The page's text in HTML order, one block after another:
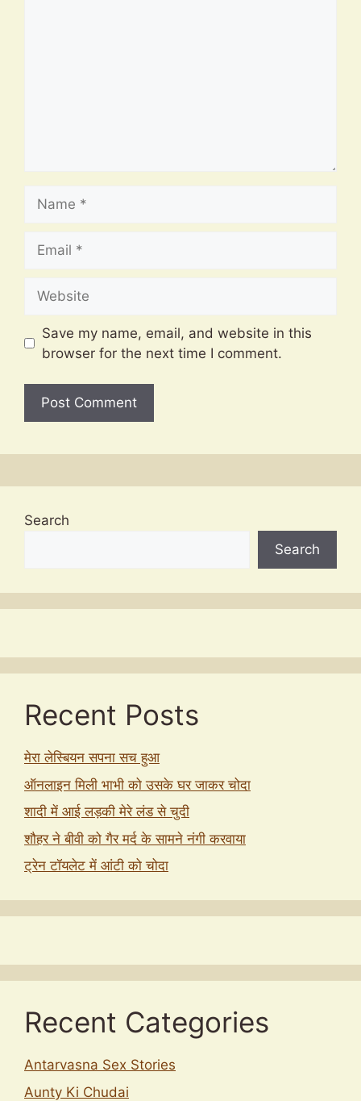
Save my name, email, and website in this
browser for the next time I comment.
Search
Search
Recent Posts
मेरा लेस्बियन सपना सच हुआ
ऑनलाइन मिली भाभी को उसके घर जाकर चोदा
शादी में आई लड़की मेरे लंड से चुदी
शौहर ने बीवी को गैर मर्द के सामने नंगी करवाया
ट्रेन टॉयलेट में आंटी को चोदा
Recent Categories
Antarvasna Sex Stories
Aunty Ki Chudai